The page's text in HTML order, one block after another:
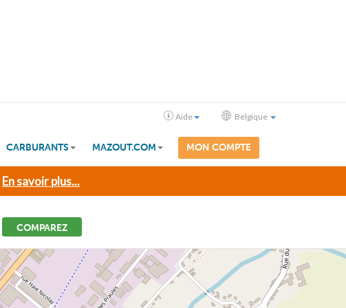
Aide Belgique
CARBURANTS MAZOUT.COM MON COMPTE
En savoir plus...
COMPAREZ